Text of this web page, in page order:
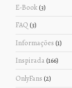
E-Book(3)
FAQ (3)
Informações (1)
Inspirada (166)
OnlyFans (2)